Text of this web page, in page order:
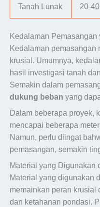
Tanah Lunak 20-40
Kedalaman Pemasangan
Kedalaman pemasangan
krusial. Umumnya,
hasil investigasi tanah
Semakin dalam
dukung beban yang
Dalam beberapa proyek,
mencapai beberapa
Namun, perlu diingat
pemasangan, semakin
Material yang Digunakan
Material yang digunakan
memainkan peran krusial
dan ketahanan pondasi.